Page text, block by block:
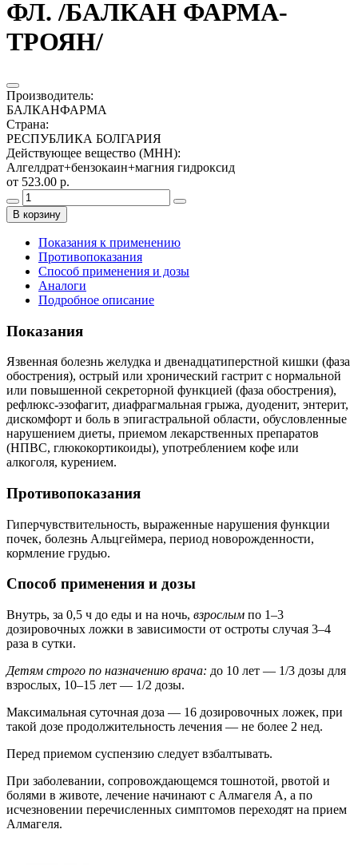
ФЛ. /БАЛКАН ФАРМА-
ТРОЯН/
Производитель:
БАЛКАНФАРМА
Страна:
РЕСПУБЛИКА БОЛГАРИЯ
Действующее вещество (МНН):
Алгелдрат+бензокаин+магния гидроксид
от 523.00 р.
В корзину
Показания к применению
Противопоказания
Способ применения и дозы
Аналоги
Подробное описание
Показания
Язвенная болезнь желудка и двенадцатиперстной кишки (фаза
обострения), острый или хронический гастрит с нормальной
или повышенной секреторной функцией (фаза обострения),
рефлюкс-эзофагит, диафрагмальная грыжа, дуоденит, энтерит,
дискомфорт и боль в эпигастральной области, обусловленные
нарушением диеты, приемом лекарственных препаратов
(НПВС, глюкокортикоиды), употреблением кофе или
алкоголя, курением.
Противопоказания
Гиперчувствительность, выраженные нарушения функции
почек, болезнь Альцгеймера, период новорожденности,
кормление грудью.
Способ применения и дозы
Внутрь, за 0,5 ч до еды и на ночь, взрослым по 1–3
дозировочных ложки в зависимости от остроты случая 3–4
раза в сутки.
Детям строго по назначению врача: до 10 лет — 1/3 дозы для
взрослых, 10–15 лет — 1/2 дозы.
Максимальная суточная доза — 16 дозировочных ложек, при
такой дозе продолжительность лечения — не более 2 нед.
Перед приемом суспензию следует взбалтывать.
При заболевании, сопровождающемся тошнотой, рвотой и
болями в животе, лечение начинают с Алмагеля А, а по
исчезновении перечисленных симптомов переходят на прием
Алмагеля.